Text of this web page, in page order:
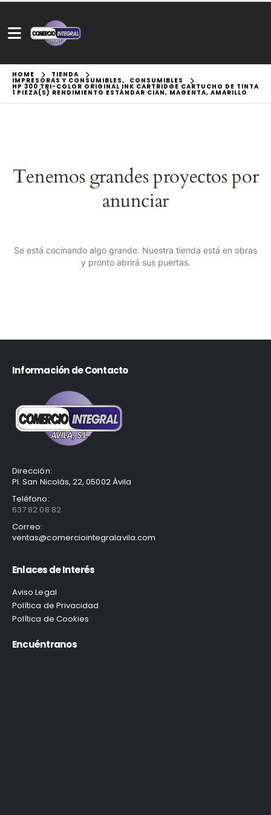
HOME TIENDA
IMPRESORAS Y CONSUMIBLES, CONSUMIBLES
HP 300 TRI-COLOR ORIGINAL INK CARTRIDGE CARTUCHO DE TINTA
1 PIEZA(S) RENDIMIENTO ESTÁNDAR CIAN, MAGENTA, AMARILLO
Tenemos grandes proyectos por
anunciar
Se está cocinando algo grande. Nuestra tienda está en obras
y pronto abrirá sus puertas.
Información de Contacto
Dirección:
Pl. San Nicolás, 22, 05002 Ávila
Teléfono:
637 82 08 82
Correo:
ventas@comerciointegralavila.com
Enlaces de Interés
Aviso Legal
Política de Privacidad
Política de Cookies
Encuéntranos